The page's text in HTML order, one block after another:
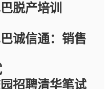
脱产培训
诚信通：销售
招聘清华笔试